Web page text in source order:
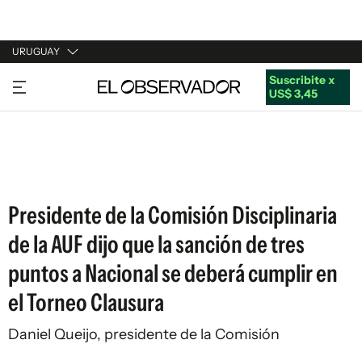
URUGUAY
URUGUAY
ARGENTINA
Suscribite x
US$ 3,45
Presidente de la Comisión Disciplinaria
de la AUF dijo que la sanción de tres
puntos a Nacional se deberá cumplir en
el Torneo Clausura
Daniel Queijo, presidente de la Comisión